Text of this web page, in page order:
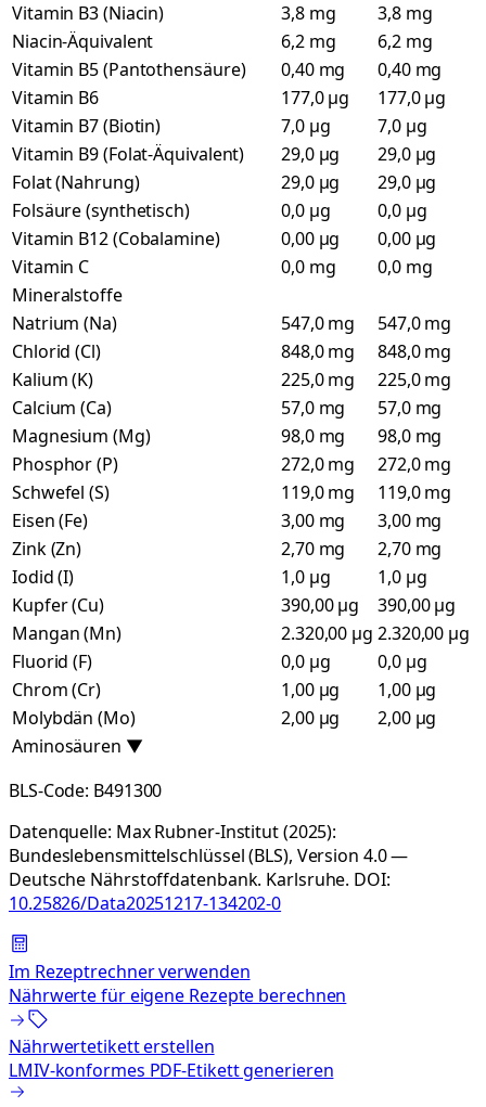
Vitamin B3 (Niacin)
3,8 mg
3,8 mg
Niacin-Äquivalent
6,2 mg
6,2 mg
Vitamin B5 (Pantothensäure)
0,40 mg
0,40 mg
Vitamin B6
177,0 µg
177,0 µg
Vitamin B7 (Biotin)
7,0 µg
7,0 µg
Vitamin B9 (Folat-Äquivalent)
29,0 µg
29,0 µg
Folat (Nahrung)
29,0 µg
29,0 µg
Folsäure (synthetisch)
0,0 µg
0,0 µg
Vitamin B12 (Cobalamine)
0,00 µg
0,00 µg
Vitamin C
0,0 mg
0,0 mg
Mineralstoffe
Natrium (Na)
547,0 mg
547,0 mg
Chlorid (Cl)
848,0 mg
848,0 mg
Kalium (K)
225,0 mg
225,0 mg
Calcium (Ca)
57,0 mg
57,0 mg
Magnesium (Mg)
98,0 mg
98,0 mg
Phosphor (P)
272,0 mg
272,0 mg
Schwefel (S)
119,0 mg
119,0 mg
Eisen (Fe)
3,00 mg
3,00 mg
Zink (Zn)
2,70 mg
2,70 mg
Iodid (I)
1,0 µg
1,0 µg
Kupfer (Cu)
390,00 µg
390,00 µg
Mangan (Mn)
2.320,00 µg 2.320,00 µg
Fluorid (F)
0,0 µg
0,0 µg
Chrom (Cr)
1,00 µg
1,00 µg
Molybdän (Mo)
2,00 µg
2,00 µg
Aminosäuren ▼
BLS-Code: B491300
Datenquelle: Max Rubner-Institut (2025):
Bundeslebensmittelschlüssel (BLS), Version 4.0 —
Deutsche Nährstoffdatenbank. Karlsruhe. DOI:
10.25826/Data20251217-134202-0
Im Rezeptrechner verwenden
Nährwerte für eigene Rezepte berechnen
Nährwertetikett erstellen
LMIV-konformes PDF-Etikett generieren